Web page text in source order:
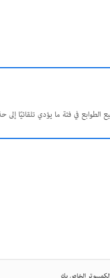
في فئة ما يؤدي تلقائيًا إلى